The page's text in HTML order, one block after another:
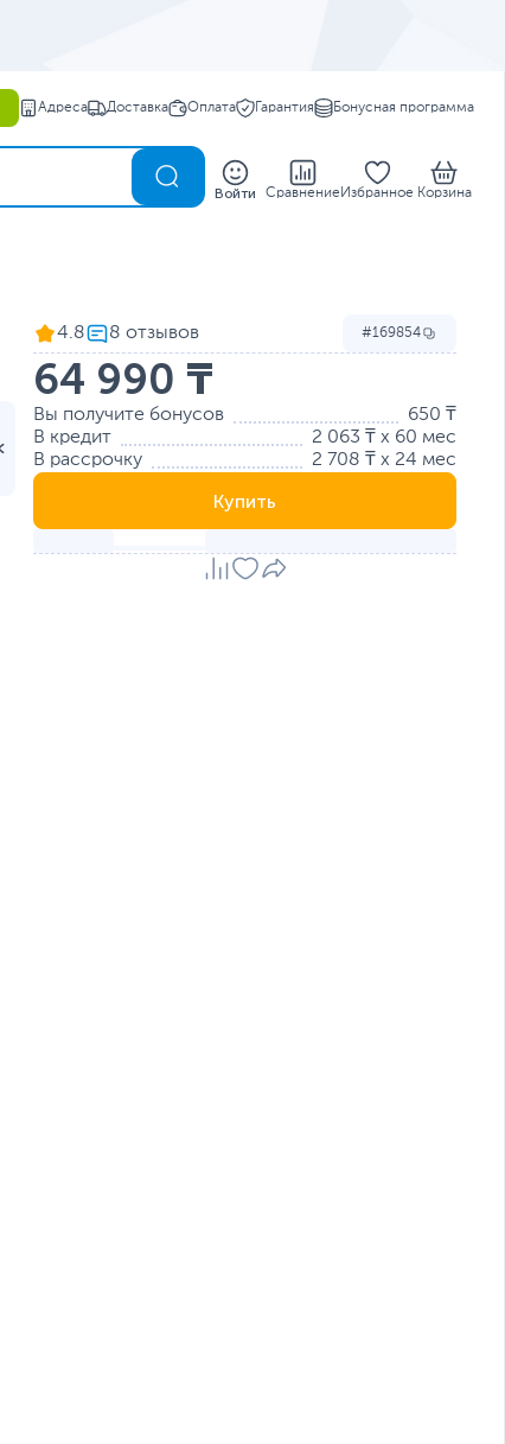
Адреса Доставка Оплата Гарантия Бонусная программа
Войти Сравнение Избранное Корзина
4.8 169854
64 990 ₸
Вы получите бонусов
650 ₸
В кредит
2 063 ₸ x 60 мес
В рассрочку
2 708 ₸ x 24 мес
Купить